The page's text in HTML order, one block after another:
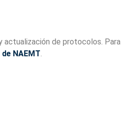
actualización de protocolos. Para
NAEMT.